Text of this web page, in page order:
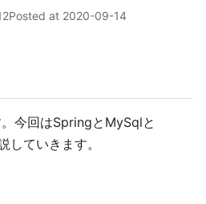
Posted at 2020-09-14
今回はSpringとMySqlと
していきます。